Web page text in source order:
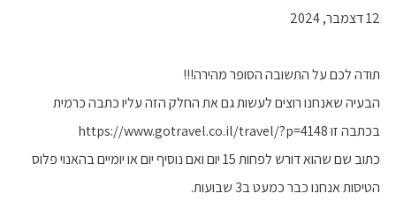
12 דצמבר, 2024
תודה לכם על התשובה הסופר מהירה!!!
הבעיה שאנחנו רוצים לעשות גם את החלק הזה עליו כתבה כרמית
בכתבה זו https://www.gotravel.co.il/travel/?p=4148
כתוב שם שהוא דורש לפחות 15 יום ואם נוסיף יום או יומיים בהאנוי פלוס
הטיסות אנחנו כבר כמעט ב3 שבועות.